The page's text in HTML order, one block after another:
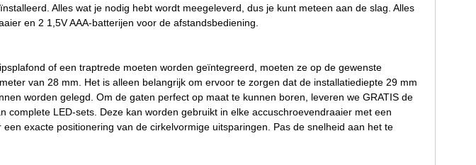
Alles wat je nodig hebt wordt meegeleverd, dus je kunt meteen aan de slag. Alles
en 2 1,5V AAA-batterijen voor de afstandsbediening.
of een traptrede moeten worden geïntegreerd, moeten ze op de gewenste
van 28 mm. Het is alleen belangrijk om ervoor te zorgen dat de installatiediepte 29 mm
worden gelegd. Om de gaten perfect op maat te kunnen boren, leveren we GRATIS de
complete LED-sets. Deze kan worden gebruikt in elke accuschroevendraaier met een
exacte positionering van de cirkelvormige uitsparingen. Pas de snelheid aan het te